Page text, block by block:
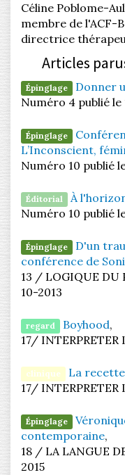
Céline Poblome-
membre de l'ACF-
directrice
Articles
Épinglage Donner
Numéro 4 publié le
Épinglage
L’Inconscient,
Numéro 10 publié
Éditorial À
Numéro 10 publié
Épinglage
D'un
conférence de
13 / LOGIQUE DU
10-2013
regard Boyhood,
17/
clinique La
17/
Épinglage
contemporaine,
18 / LA LANGUE
2015